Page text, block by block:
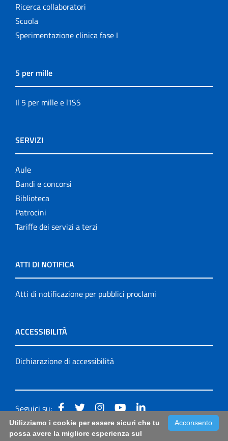
Ricerca collaboratori
Scuola
Sperimentazione clinica fase I
5 per mille
Il 5 per mille e l'ISS
SERVIZI
Aule
Bandi e concorsi
Biblioteca
Patrocini
Tariffe dei servizi a terzi
ATTI DI NOTIFICA
Atti di notificazione per pubblici proclami
ACCESSIBILITÀ
Dichiarazione di accessibilità
Seguici su:
Accessibilità: form di segnalazione di prima istanza per
Acconsento
Utilizziamo i cookie per essere sicuri che tu
possa avere la migliore esperienza sul